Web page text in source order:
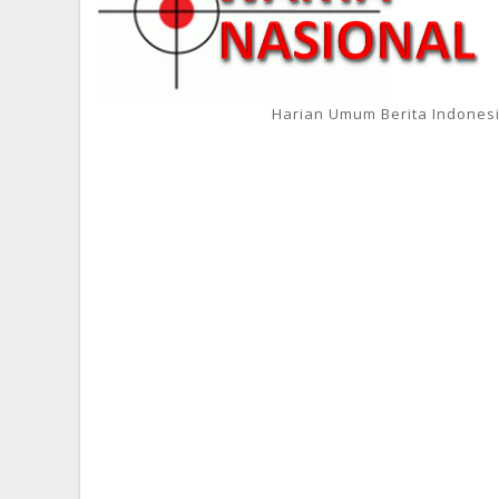
Harian Umum Berita